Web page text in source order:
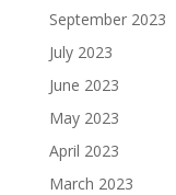
September 2023
July 2023
June 2023
May 2023
April 2023
March 2023